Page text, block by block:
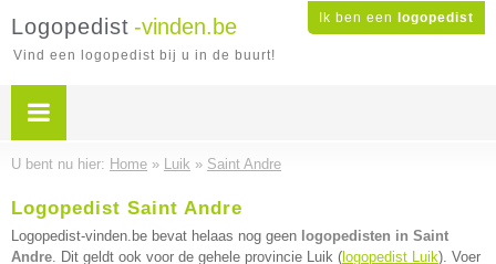
Ik ben een logopedist
Logopedist -vinden.be
Vind een logopedist bij u in de buurt!
U bent nu hier: Home » Luik » Saint Andre
Logopedist Saint Andre
Logopedist-vinden.be bevat helaas nog geen logopedisten in Saint
Andre. Dit geldt ook voor de gehele provincie Luik ( logopedist Luik). Voer